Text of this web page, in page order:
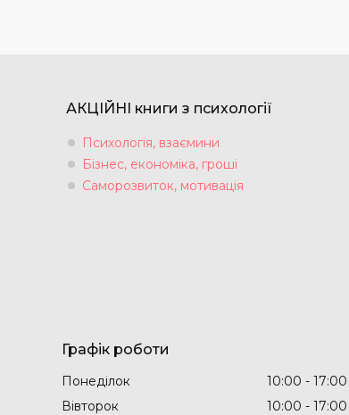
АКЦІЙНІ книги з психології
Психологія, взаємини
Бізнес, економіка, гроші
Саморозвиток, мотивація
Графік роботи
Понеділок 10:00
17:00
Вівторок
10:00
17:00